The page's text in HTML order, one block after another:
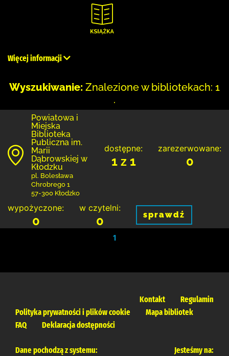
Więcej informacji
Wyszukiwanie: Znalezione w bibliotekach: 1
.
Powiatowa i
Miejska
Biblioteka
Publiczna im.
Marii
Dąbrowskiej w
Kłodzku
pl. Bolesława
Chrobrego 1
57-300 Kłodzko
dostępne:
1 z 1
zarezerwowane:
0
wypożyczone:
0
w czytelni:
0 sprawdź
1
Kontakt
Regulamin
Polityka prywatności i plików cookie
Mapa bibliotek
FAQ
Deklaracja dostępności
Dane pochodzą z systemu: Jesteśmy na: